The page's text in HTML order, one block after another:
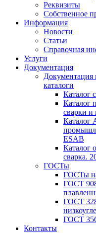
Реквизиты
Собственное
Информация
Новости
Статьи
Справочная
Услуги
Документация
Документация
каталоги
Каталог
Каталог
сварки и
Каталог
ESAB
Каталог
сварка.
ГОСТы
ГОСТы
ГОСТ
ГОСТ
ГОСТ
Контакты